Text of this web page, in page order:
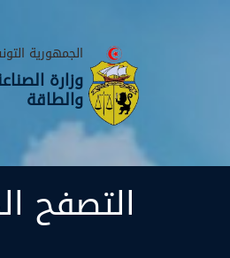
الجمهورية
وزارة
والطاقة
التصفح